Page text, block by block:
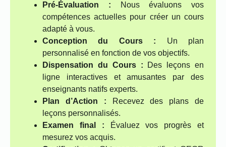
Pré-Évaluation : Nous évaluons vos
compétences actuelles pour créer un cours
adapté à vous.
Conception du Cours : Un plan
personnalisé en fonction de vos objectifs.
Dispensation du Cours : Des leçons en
ligne interactives et amusantes par des
enseignants natifs experts.
Plan d’Action : Recevez des plans de
leçons personnalisés.
Examen final : Évaluez vos progrès et
mesurez vos acquis.